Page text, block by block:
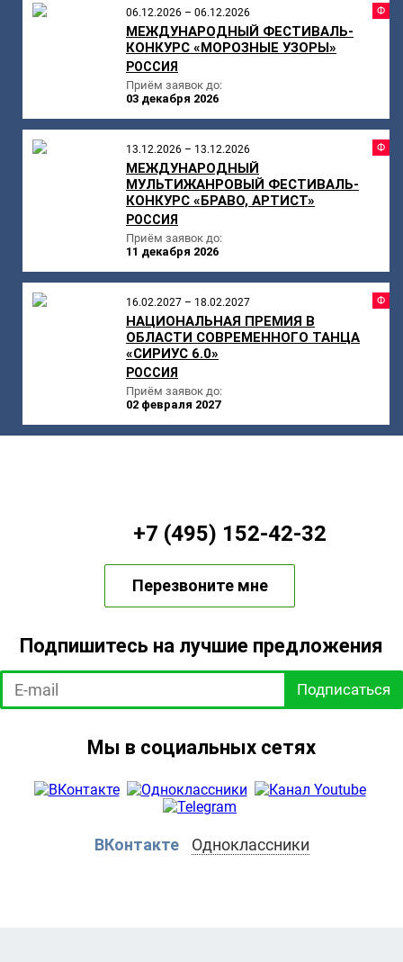
06.12.2026 – 06.12.2026
МЕЖДУНАРОДНЫЙ ФЕСТИВАЛЬ-
КОНКУРС «МОРОЗНЫЕ УЗОРЫ»
РОССИЯ
Приём заявок до:
03 декабря 2026
13.12.2026 – 13.12.2026
МЕЖДУНАРОДНЫЙ
МУЛЬТИЖАНРОВЫЙ ФЕСТИВАЛЬ-
КОНКУРС «БРАВО, АРТИСТ»
РОССИЯ
Приём заявок до:
11 декабря 2026
16.02.2027 – 18.02.2027
НАЦИОНАЛЬНАЯ ПРЕМИЯ В
ОБЛАСТИ СОВРЕМЕННОГО ТАНЦА
«СИРИУС 6.0»
РОССИЯ
Приём заявок до:
02 февраля 2027
+7 (495) 152-42-32
Перезвоните мне
Подпишитесь на лучшие предложения
Подписаться
Мы в социальных сетях
ВКонтакте Одноклассники